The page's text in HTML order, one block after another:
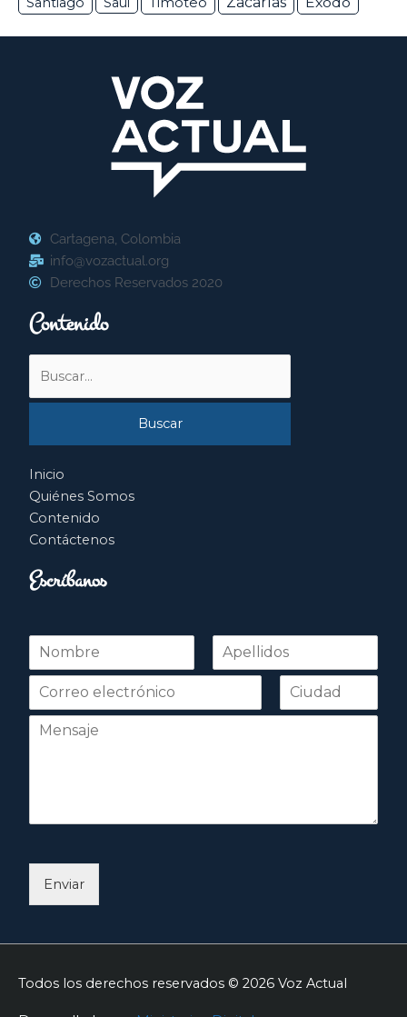
Cartagena, Colombia
info@vozactual.org
Derechos Reservados 2020
Contenido
por:
Inicio
Quiénes Somos
Contenido
Contáctenos
Escríbanos
N
m
r
Nombre Apellidos
Enviar
Todos los derechos reservados © 2026 Voz Actual